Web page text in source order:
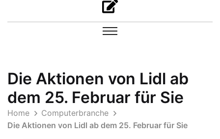
Die Aktionen von Lidl ab
dem 25. Februar für Sie
Home
Computerbranche
Die Aktionen von Lidl ab dem 25. Februar für Sie